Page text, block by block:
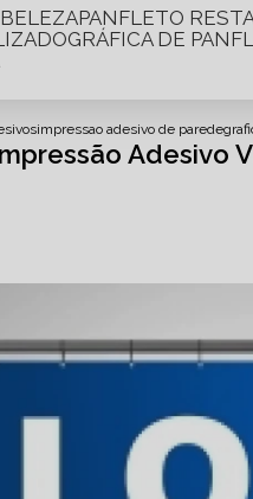
PANFLETO
GRÁFICA DE
impressao adesivo de parede
Adesivo